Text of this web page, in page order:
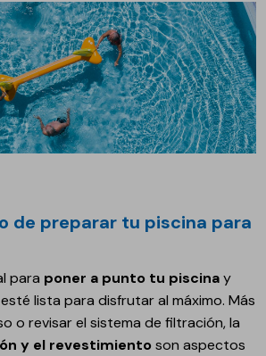
de preparar tu piscina para
para poner a punto tu piscinay
lista para disfrutar al máximo. Más
o revisar el sistema de filtración, la
y el revestimiento son aspectos